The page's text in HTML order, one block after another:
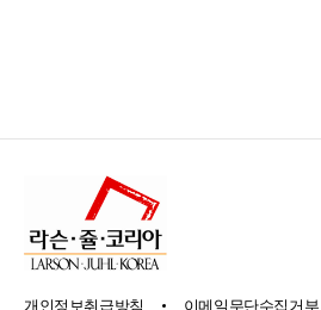
개인정보취급방침 이메일무단수집거부